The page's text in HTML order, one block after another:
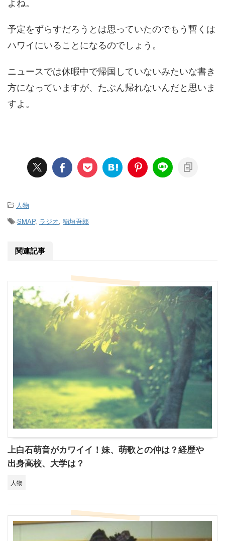
予定をずらすだろうとは思っていたのでもう暫くは
ハワイにいることになるのでしょう。
ニュースでは休暇中で帰国していないみたいな書き
方になっていますが、たぶん帰れないんだと思いま
すよ。
-人物
-SMAP, ラジオ, 稲垣吾郎
関連記事
上白石萌音がカワイイ！妹、萌歌との仲は？経歴や
出身高校、大学は？
人物